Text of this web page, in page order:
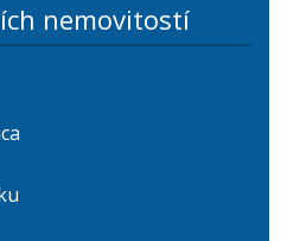
nemovitostí